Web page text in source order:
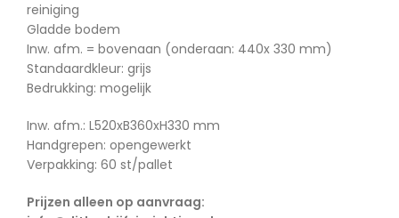
reiniging
Gladde bodem
Inw. afm. = bovenaan (onderaan: 440x 330 mm)
Standaardkleur: grijs
Bedrukking: mogelijk
Inw. afm.: L520xB360xH330 mm
Handgrepen: opengewerkt
Verpakking: 60 st/pallet
Prijzen alleen op aanvraag: